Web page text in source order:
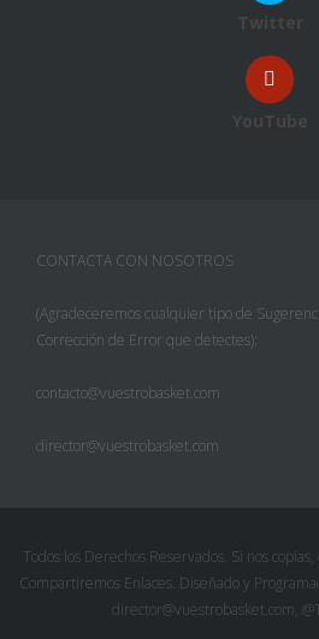
Twitter
YouTube
CONTACTA CON NOSOTROS
(Agradeceremos cualquier tipo de
Corrección de Error que detectes):
contacto@vuestrobasket.com
director@vuestrobasket.com
Todos los Derechos Reservados. Si nos
Compartiremos Enlaces. Diseñado y
director@vuestrobasket.com,
Pinterest